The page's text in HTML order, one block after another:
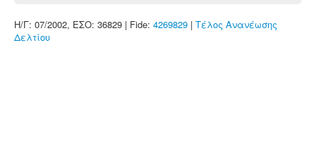
Η/Γ: 07/2002, ΕΣΟ: 36829 | Fide: 4269829 | Τέλος Ανανέωσης
Δελτίου